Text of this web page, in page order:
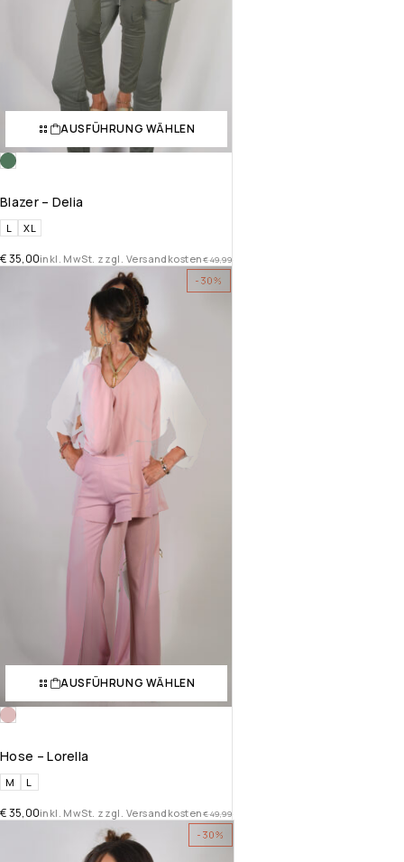
AUSFÜHRUNG WÄHLEN
Blazer – Delia
L XL
€49,99
€35,00inkl. MwSt. zzgl. Versandkosten
-30%
AUSFÜHRUNG WÄHLEN
Hose – Lorella
M L
€49,99
€35,00inkl. MwSt. zzgl. Versandkosten
-30%